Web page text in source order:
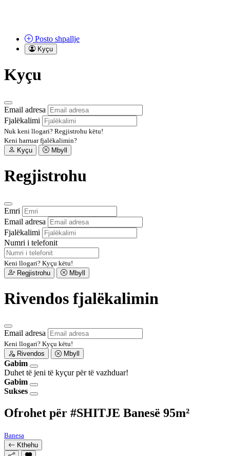
Posto shpallje
Kyçu
Kyçu
Email adresa
Fjalëkalimi
Nuk keni llogari? Regjistrohu këtu!
Keni harruar fjalëkalimin?
Kyçu
Mbyll
Regjistrohu
Emri
Email adresa
Fjalëkalimi
Numri i telefonit
Keni llogari? Kyçu këtu!
Regjistrohu
Mbyll
Rivendos fjalëkalimin
Email adresa
Keni llogari? Kyçu këtu!
Rivendos
Mbyll
Gabim
Duhet të jeni të kyçur për të vazhduar!
Gabim
Sukses
Ofrohet për #SHITJE Banesë 95m²
Banesa
Kthehu